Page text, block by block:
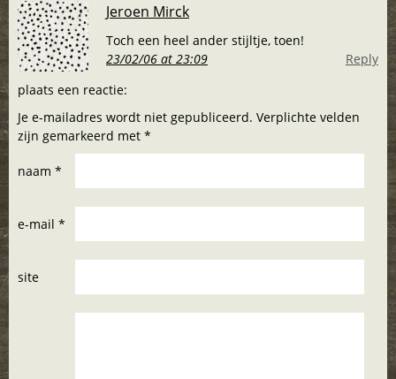
Jeroen Mirck
Toch een heel ander stijltje, toen!
Reply
23/02/06 at 23:09
plaats een reactie:
Je e-mailadres wordt niet gepubliceerd. Verplichte velden
zijn gemarkeerd met *
naam *
e-mail *
site